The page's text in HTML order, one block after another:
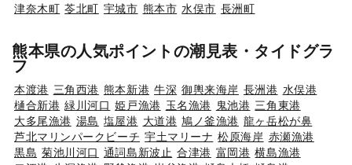
津奈木町 苓北町 宇城市 熊本市 水俣市 長洲町
熊本県の人気ポイントの潮見表・タイドグラ
フ
本渡港 三角西港 熊本新港 牛深 御輿来海岸 長洲港 水俣港
樋合新港 緑川河口 姫戸漁港 玉名漁港 鬼池港 三角東港
大多尾漁港 湯島 塩屋港 大道港 鳩ノ釜漁港 龍ヶ岳松が鼻
芦北マリンパークビーチ 宇土マリーナ 松原海岸 赤瀬漁港
黒島 菊池川河口 通詞島新波止 合津港 富岡港 横島漁港